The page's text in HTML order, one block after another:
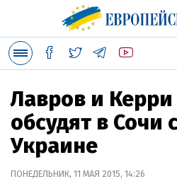
Лавров и Керри
обсудят в Сочи
Украине
ПОНЕДЕЛЬНИК, 11 МАЯ 2015, 14:26